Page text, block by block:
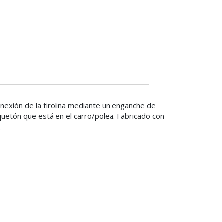
de la tirolina mediante un enganche de
que está en el carro/polea. Fabricado con